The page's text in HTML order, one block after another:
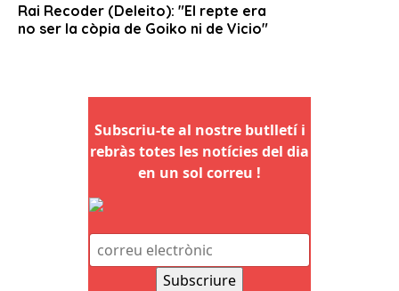
Subscriu-te al nostre butlletí i
rebràs totes les notícies del dia
en un sol correu !